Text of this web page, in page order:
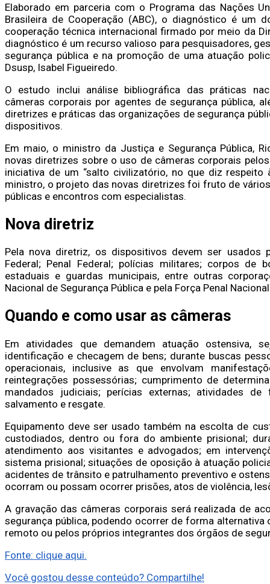
Elaborado em parceria com o Programa das Nações
Brasileira de Cooperação (ABC), o diagnóstico é
cooperação técnica internacional firmado por meio da
diagnóstico é um recurso valioso para pesquisadores,
segurança pública e na promoção de uma atuação
Dsusp, Isabel Figueiredo.
O estudo inclui análise bibliográfica das práticas
câmeras corporais por agentes de segurança pública,
diretrizes e práticas das organizações de segurança
dispositivos.
Em maio, o ministro da Justiça e Segurança Pública,
novas diretrizes sobre o uso de câmeras corporais
iniciativa de um “salto civilizatório, no que diz
ministro, o projeto das novas diretrizes foi fruto de
públicas e encontros com especialistas.
Nova diretriz
Pela nova diretriz, os dispositivos devem ser usados
Federal; Penal Federal; polícias militares; corpos de
estaduais e guardas municipais, entre outras
Nacional de Segurança Pública e pela Força Penal
Quando e como usar as câmeras
Em atividades que demandem atuação ostensiva,
identificação e checagem de bens; durante buscas
operacionais, inclusive as que envolvam
reintegrações possessórias; cumprimento de
mandados judiciais; perícias externas; atividades
salvamento e resgate.
Equipamento deve ser usado também na escolta de
custodiados, dentro ou fora do ambiente prisional;
atendimento aos visitantes e advogados; em
sistema prisional; situações de oposição à atuação
acidentes de trânsito e patrulhamento preventivo e
ocorram ou possam ocorrer prisões, atos de violência,
A gravação das câmeras corporais será realizada de
segurança pública, podendo ocorrer de forma
remoto ou pelos próprios integrantes dos órgãos de
Fonte: clique aqui.
Você gostou desse conteúdo? Compartilhe!